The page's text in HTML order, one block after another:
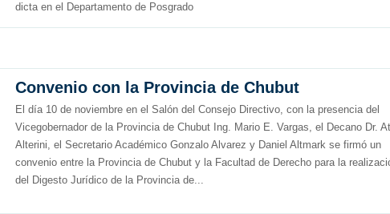
dicta en el Departamento de Posgrado
Convenio con la Provincia de Chubut
El día 10 de noviembre en el Salón del Consejo Directivo, con la presencia del
Vicegobernador de la Provincia de Chubut Ing. Mario E. Vargas, el Decano Dr.
Alterini, el Secretario Académico Gonzalo Alvarez y Daniel Altmark se firmó un
convenio entre la Provincia de Chubut y la Facultad de Derecho para la
del Digesto Jurídico de la Provincia de...